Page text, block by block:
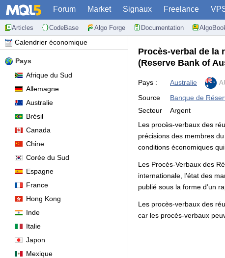
Forum Market Signaux Freelance
Articles CodeBase Algo Forge Documentation
Calendrier économique
Pays
Afrique du Sud
Allemagne
Australie
Brésil
Canada
Chine
Corée du Sud
Espagne
France
Hong Kong
Inde
Italie
Japon
Mexique
Procès-verbal de la
(Reserve Bank of
Pays : Australie
Source
Banque de
Secteur
Argent
Les procès-verbaux des
précisions des membres
conditions économiques
Les Procès-Verbaux des
internationale, l’état des
publié sous la forme d’un
Les procès-verbaux des
car les procès-verbaux